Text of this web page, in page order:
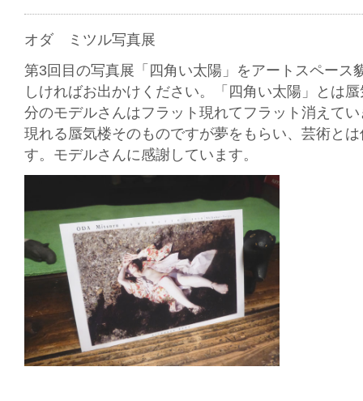
オダ ミツル写真展
第3回目の写真展「四角い太陽」をアートスペース
しければお出かけください。「四角い太陽」とは
分のモデルさんはフラット現れてフラット消えて
現れる蜃気楼そのものですが夢をもらい、芸術と
す。モデルさんに感謝しています。